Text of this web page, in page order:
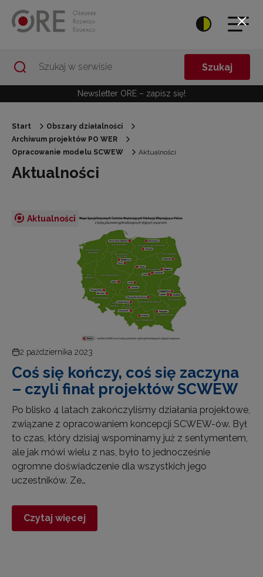
Szukaj
Newsletter ORE – zapisz się!
Start
Obszary działalności
Archiwum projektów PO WER
Opracowanie modelu SCWEW
Aktualności
Aktualności
Aktualności
2 października 2023
Coś się kończy, coś się zaczyna
– czyli finał projektów SCWEW
Po blisko 4 latach zakończyliśmy działania projektowe,
związane z opracowaniem koncepcji SCWEW-ów. Był
to czas, który dzisiaj wspominamy już z sentymentem,
ale jak mówi wielu z nas, było to jednocześnie
ogromne doświadczenie dla wszystkich jego
uczestników. Ze…
Czytaj więcej